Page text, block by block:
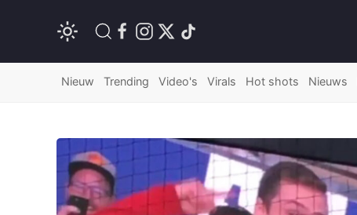
Nieuw Trending Video's Virals Hot shots Nieuws